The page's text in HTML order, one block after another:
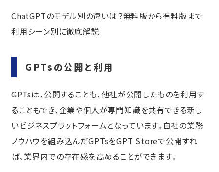
ChatGPTのモデル別の違いは？無料版から有料版まで
利用シーン別に徹底解説
GPTsの公開と利用
GPTsは、公開することも、他社が公開したものを利用す
ることもでき、企業や個人が専門知識を共有できる新し
いビジネスプラットフォームとなっています。自社の業務
ノウハウを組み込んだGPTsをGPT Storeで公開すれ
ば、業界内での存在感を高めることができます。